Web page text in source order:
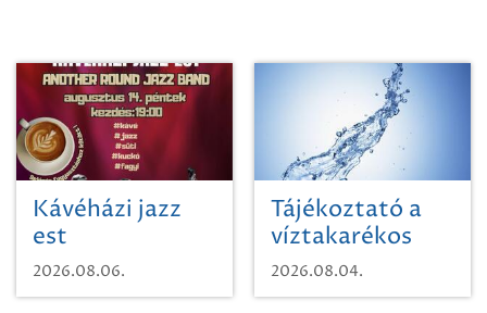
Kávéházi jazz
est
2026.08.06.
Tájékoztató a
víztakarékos
vízhasználatról
2026.08.04.